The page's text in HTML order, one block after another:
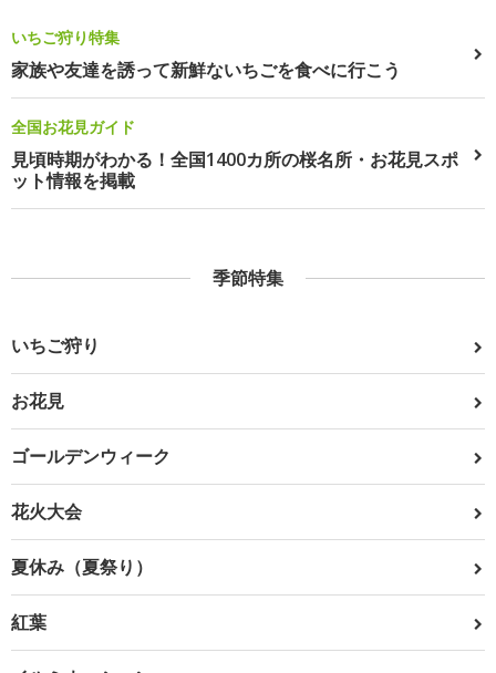
いちご狩り特集
家族や友達を誘って新鮮ないちごを食べに行こう
全国お花見ガイド
見頃時期がわかる！全国1400カ所の桜名所・お花見スポ
ット情報を掲載
季節特集
いちご狩り
お花見
ゴールデンウィーク
花火大会
夏休み（夏祭り）
紅葉